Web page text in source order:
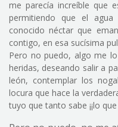
me parecía increíble que
permitiendo que el
conocido néctar que
contigo, en esa sucísima
Pero no puedo, algo me
heridas, deseando salir a
león, contemplar los
locura que hace la
tuyo que tanto sabe ¡¡lo